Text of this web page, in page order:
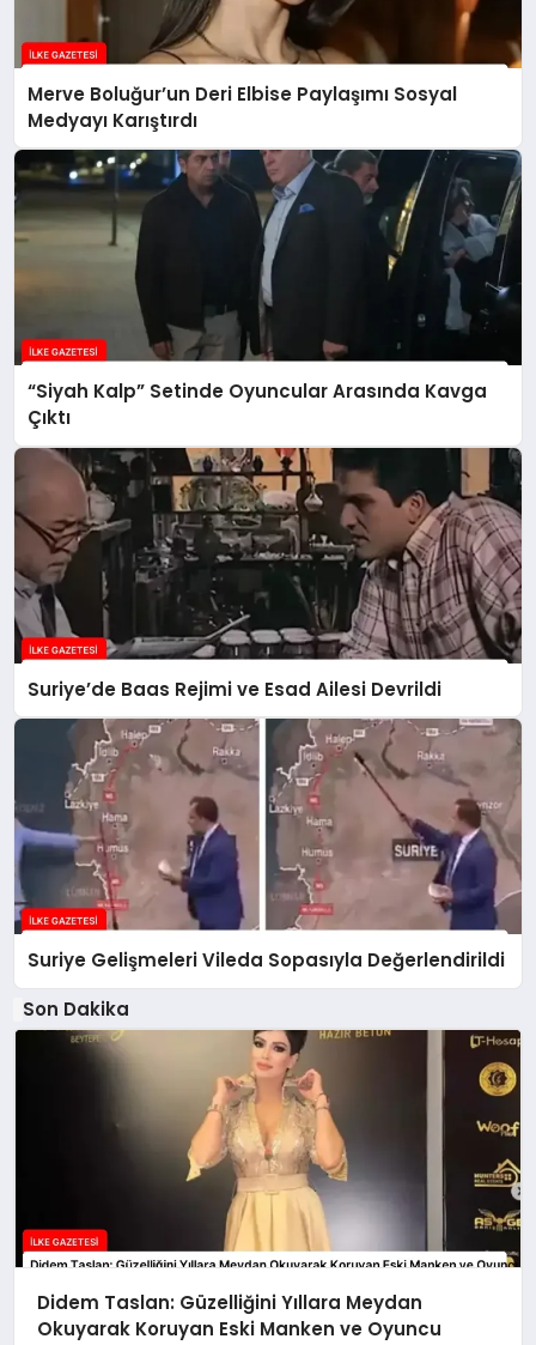
Merve Boluğur’un Deri Elbise Paylaşımı Sosyal
Medyayı Karıştırdı
“Siyah Kalp” Setinde Oyuncular Arasında Kavga
Çıktı
Suriye’de Baas Rejimi ve Esad Ailesi Devrildi
Suriye Gelişmeleri Vileda Sopasıyla Değerlendirildi
Son Dakika
Didem Taslan: Güzelliğini Yıllara Meydan
Okuyarak Koruyan Eski Manken ve Oyuncu